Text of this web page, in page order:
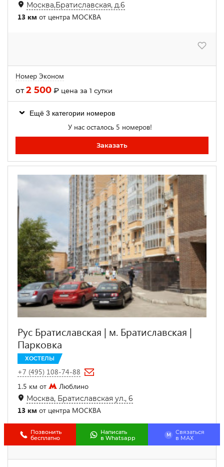
Москва,Братиславская, д.6
13 км от центра МОСКВА
Номер Эконом
от2 500 ₽ цена за 1 сутки
Ещё 3 категории номеров
У нас осталось 5 номеров!
Заказать
Рус Братиславская | м. Братиславская |
Парковка
ХОСТЕЛЫ
+7 (495) 108-74-88
1.5 км от
Люблино
Москва, Братиславская ул., 6
13 км от центра МОСКВА
Позвонить
бесплатно
Написать
в Whatsapp
M
Связаться
в МАХ